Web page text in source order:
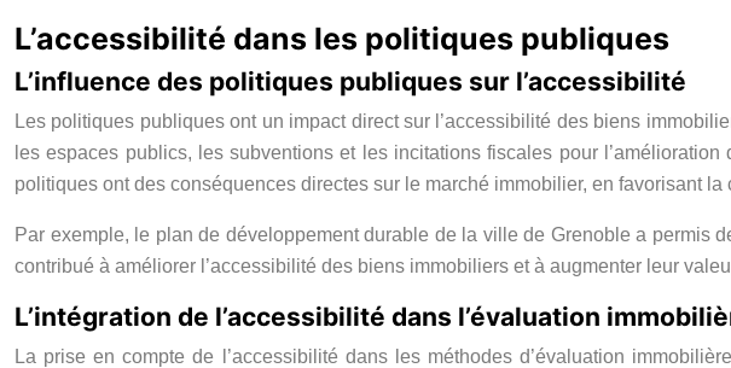
L’accessibilité dans les politiques publiques
L’influence des politiques publiques sur l’accessibilité
Les politiques publiques ont un impact direct sur l’accessibilité des biens
les espaces publics, les subventions et les incitations fiscales pour
politiques ont des conséquences directes sur le marché immobilier, en favorisant
Par exemple, le plan de développement durable de la ville de Grenoble a permis
contribué à améliorer l’accessibilité des biens immobiliers et à augmenter leur
L’intégration de l’accessibilité dans l’évaluation
La prise en compte de l’accessibilité dans les méthodes d’évaluation